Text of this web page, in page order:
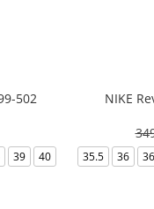
502
39
40
NIKE
35.5 36